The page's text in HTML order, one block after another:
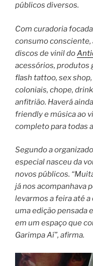
públicos diversos.
Com curadoria
consumo consciente,
discos de vinil do
acessórios, produtos
flash tattoo, sex
coloniais, chope,
anfitrião. Haverá
friendly e música ao
completo para todas
Segundo a
especial nasceu da
novos públicos.
já nos acompanhava
levarmos a feira até
uma edição pensada
em um espaço que
Garimpa Aí”, afirma.